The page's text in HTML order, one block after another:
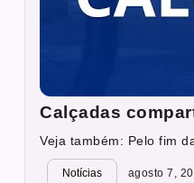
Calçadas
Veja também: Pelo fim
Notícias agosto 7,